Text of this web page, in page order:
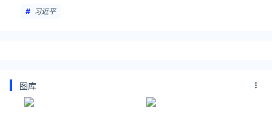
习近平
图库